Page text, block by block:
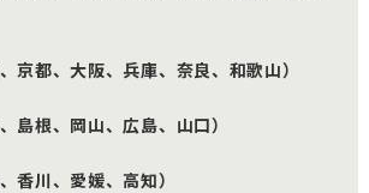
京都、大阪、兵庫、奈良、和歌山）
島根、岡山、広島、山口）
香川、愛媛、高知）